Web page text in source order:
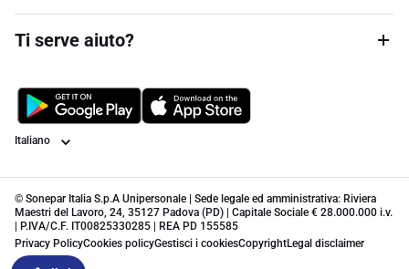
Ti serve aiuto?
Lingua
© Sonepar Italia S.p.A Unipersonale | Sede legale ed amministrativa: Riviera
Maestri del Lavoro, 24, 35127 Padova (PD) | Capitale Sociale € 28.000.000 i.v.
| P.IVA/C.F. IT00825330285 | REA PD 155585
Privacy PolicyCookies policyGestisci i cookiesCopyrightLegal disclaimer